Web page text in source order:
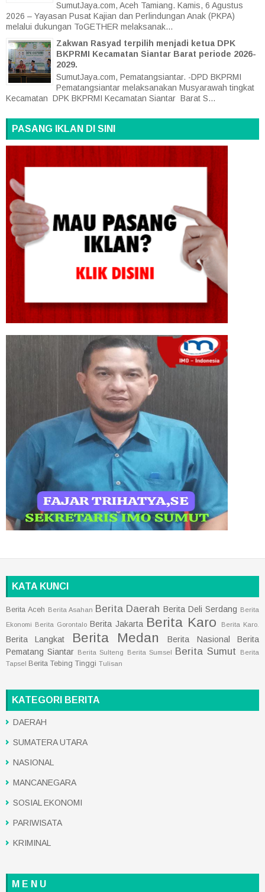
SumutJaya.com, Aceh Tamiang. Kamis, 6 Agustus
2026 – Yayasan Pusat Kajian dan Perlindungan Anak (PKPA)
melalui dukungan ToGETHER melaksanak...
Zakwan Rasyad terpilih menjadi ketua DPK
BKPRMI Kecamatan Siantar Barat periode 2026-
2029.
SumutJaya.com, Pematangsiantar. -DPD BKPRMI
Pematangsiantar melaksanakan Musyarawah tingkat
Kecamatan DPK BKPRMI Kecamatan Siantar Barat S...
PASANG IKLAN DI SINI
KATA KUNCI
Berita Aceh Berita Asahan Berita Daerah Berita Deli Serdang Berita
Ekonomi Berita Gorontalo Berita Jakarta Berita Karo Berita Karo.
Berita Langkat Berita Medan Berita Nasional
Berita
Pematang Siantar Berita Sulteng Berita Sumsel Berita Sumut
Berita
Tapsel Berita Tebing Tinggi Tulisan
KATEGORI BERITA
DAERAH
SUMATERA UTARA
NASIONAL
MANCANEGARA
SOSIAL EKONOMI
PARIWISATA
KRIMINAL
M E N U